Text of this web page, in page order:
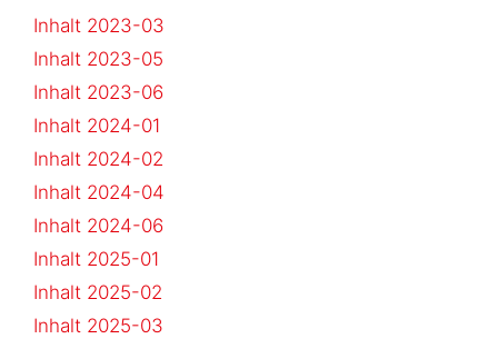
Inhalt 2023-03
Inhalt 2023-05
Inhalt 2023-06
Inhalt 2024-01
Inhalt 2024-02
Inhalt 2024-04
Inhalt 2024-06
Inhalt 2025-01
Inhalt 2025-02
Inhalt 2025-03